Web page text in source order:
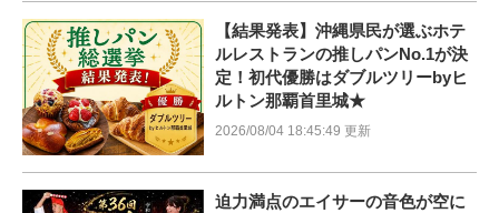
【結果発表】沖縄県民が選ぶホテ
ルレストランの推しパンNo.1が決
定！初代優勝はダブルツリーbyヒ
ルトン那覇首里城★
2026/08/04 18:45:49 更新
迫力満点のエイサーの音色が空に